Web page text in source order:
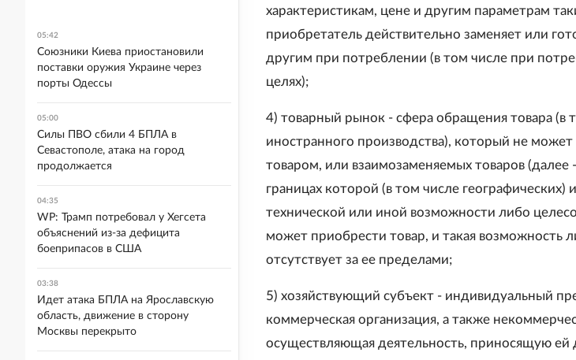
характеристикам, цене и другим параметрам
приобретатель действительно заменяет или
другим при потреблении (в том числе при
целях);
4) товарный рынок - сфера обращения товара (в
иностранного производства), который не
товаром, или взаимозаменяемых товаров (далее
границах которой (в том числе географических)
технической или иной возможности либо
может приобрести товар, и такая возможность
отсутствует за ее пределами;
5) хозяйствующий субъект - индивидуальный
коммерческая организация, а также
осуществляющая деятельность, приносящую ей
05:42
Союзники Киева приостановили
поставки оружия Украине через
порты Одессы
05:00
Силы ПВО сбили 4 БПЛА в
Севастополе, атака на город
продолжается
04:35
WP: Трамп потребовал у Хегсета
объяснений из-за дефицита
боеприпасов в США
03:38
Идет атака БПЛА на Ярославскую
область, движение в сторону
Москвы перекрыто